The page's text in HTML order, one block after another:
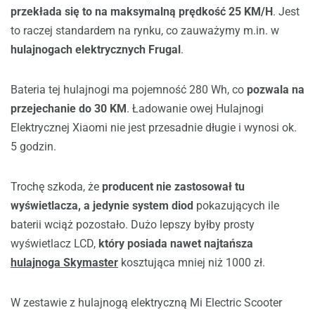
przekłada się to na maksymalną prędkość 25 KM/H. Jest
to raczej standardem na rynku, co zauważymy m.in. w
hulajnogach elektrycznych Frugal.
Bateria tej hulajnogi ma pojemność 280 Wh, co pozwala na
przejechanie do 30 KM. Ładowanie owej Hulajnogi
Elektrycznej Xiaomi nie jest przesadnie długie i wynosi ok.
5 godzin.
Trochę szkoda, że producent nie zastosował tu
wyświetlacza, a jedynie system diod pokazujących ile
baterii wciąż pozostało. Dużo lepszy byłby prosty
wyświetlacz LCD, który posiada nawet najtańsza
hulajnoga Skymaster kosztująca mniej niż 1000 zł.
W zestawie z hulajnogą elektryczną Mi Electric Scooter